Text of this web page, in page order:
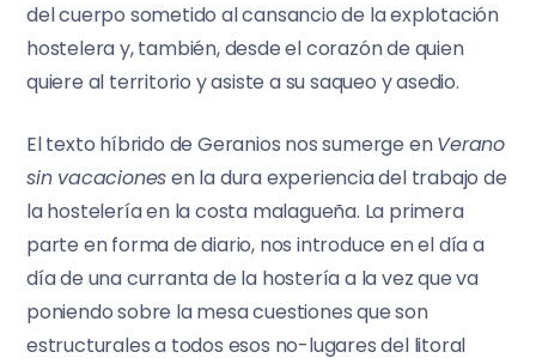
del cuerpo sometido al cansancio de la explotación
hostelera y, también, desde el corazón de quien
quiere al territorio y asiste a su saqueo y asedio.
El texto híbrido de Geranios nos sumerge enVerano
sin vacacionesen la dura experiencia del trabajo de
la hostelería en la costa malagueña. La primera
parte en forma de diario, nos introduce en el día a
día de una curranta de la hostería a la vez que va
poniendo sobre la mesa cuestiones que son
estructurales a todos esos no-lugares del litoral